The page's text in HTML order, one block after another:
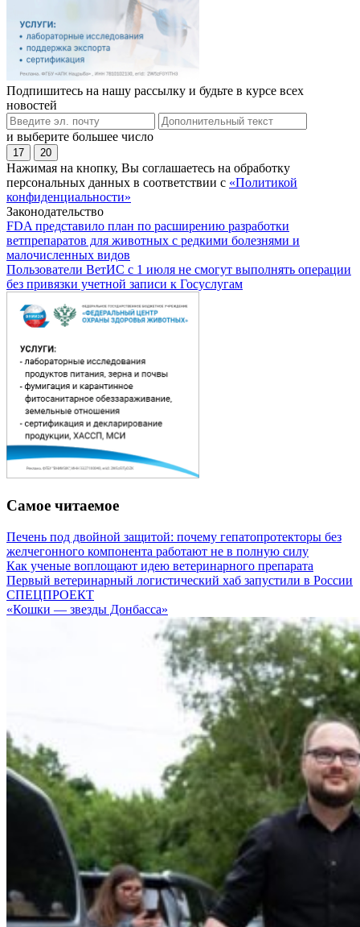
Подпишитесь на нашу рассылку и будьте в курсе всех
новостей
и выберите большее число
17 20
Нажимая на кнопку, Вы соглашаетесь на обработку
персональных данных в соответствии с «Политикой
конфиденциальности»
Законодательство
FDA представило план по расширению разработки
ветпрепаратов для животных с редкими болезнями и
малочисленных видов
Пользователи ВетИС с 1 июля не смогут выполнять операции
без привязки учетной записи к Госуслугам
Самое читаемое
Печень под двойной защитой: почему гепатопротекторы без
желчегонного компонента работают не в полную силу
Как ученые воплощают идею ветеринарного препарата
Первый ветеринарный логистический хаб запустили в России
СПЕЦПРОЕКТ
«Кошки — звезды Донбасса»